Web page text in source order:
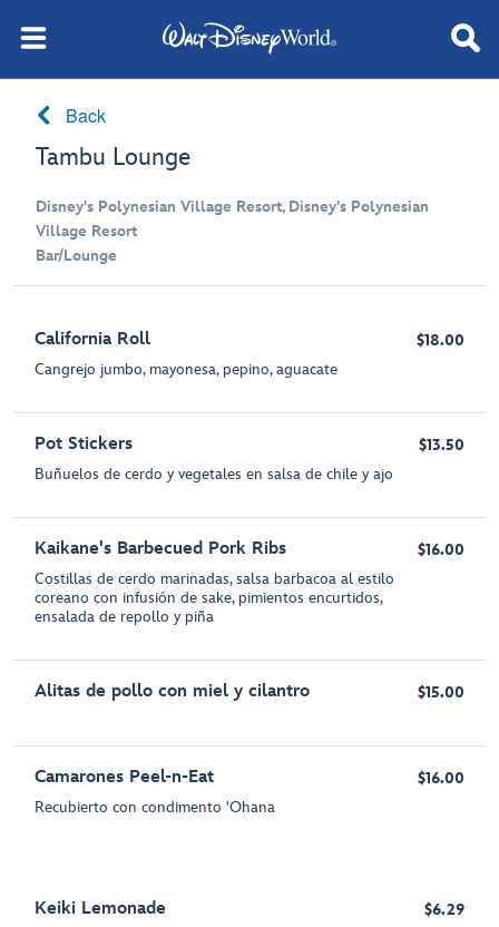
Back
Tambu Lounge
Disney's Polynesian Village Resort, Disney's Polynesian
Village Resort
Bar/Lounge
California Roll
Cangrejo jumbo, mayonesa, pepino, aguacate
$18.00
Pot Stickers
Buñuelos de cerdo y vegetales en salsa de chile y ajo
$13.50
Kaikane's Barbecued Pork Ribs
Costillas de cerdo marinadas, salsa barbacoa al estilo
coreano con infusión de sake, pimientos encurtidos,
ensalada de repollo y piña
$16.00
Alitas de pollo con miel y cilantro $15.00
Camarones Peel-n-Eat
Recubierto con condimento 'Ohana
$16.00
Keiki Lemonade $6.29